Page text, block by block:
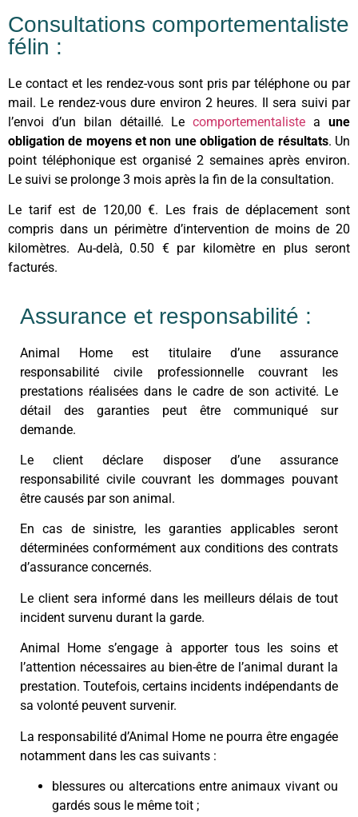
Consultations comportementaliste
félin :
Le contact et les rendez-vous sont pris par téléphone ou par
mail. Le rendez-vous dure environ 2 heures. Il sera suivi par
l’envoi d’un bilan détaillé. Lecomportementaliste aune
obligation de moyens et non une obligation de résultats. Un
point téléphonique est organisé 2 semaines après environ.
Le suivi se prolonge 3 mois après la fin de la consultation.
Le tarif est de 120,00 €. Les frais de déplacement sont
compris dans un périmètre d’intervention de moins de 20
kilomètres. Au-delà, 0.50 € par kilomètre en plus seront
facturés.
Assurance et responsabilité :
Animal Home est titulaire d’une assurance
responsabilité civile professionnelle couvrant les
prestations réalisées dans le cadre de son activité. Le
détail des garanties peut être communiqué sur
demande.
Le client déclare disposer d’une assurance
responsabilité civile couvrant les dommages pouvant
être causés par son animal.
En cas de sinistre, les garanties applicables seront
déterminées conformément aux conditions des contrats
d’assurance concernés.
Le client sera informé dans les meilleurs délais de tout
incident survenu durant la garde.
Animal Home s’engage à apporter tous les soins et
l’attention nécessaires au bien-être de l’animal durant la
prestation. Toutefois, certains incidents indépendants de
sa volonté peuvent survenir.
La responsabilité d’Animal Home ne pourra être engagée
notamment dans les cas suivants :
blessures ou altercations entre animaux vivant ou
gardés sous le même toit ;